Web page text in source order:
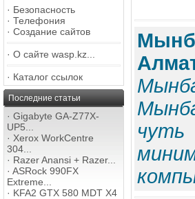
· Безопасность
· Телефония
· Создание сайтов
· О сайте wasp.kz...
· Каталог ссылок
Последние статьи
· Gigabyte GA-Z77X-
UP5...
· Xerox WorkCentre
304...
· Razer Anansi + Razer...
· ASRock 990FX
Extreme...
· KFA2 GTX 580 MDT X4